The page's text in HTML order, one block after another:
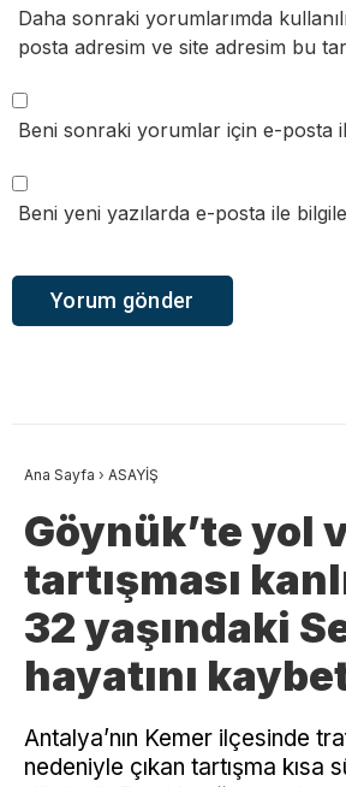
Daha sonraki yorumlarımda
posta adresim ve site adresim bu
Beni sonraki yorumlar için e-posta
Beni yeni yazılarda e-posta ile
Ana Sayfa › ASAYİŞ
Göynük’te yol
tartışması
32 yaşındaki
hayatını
Antalya’nın Kemer ilçesinde
nedeniyle çıkan tartışma kısa